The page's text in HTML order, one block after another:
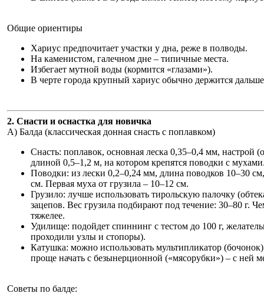
Общие ориентиры
Хариус предпочитает участки у дна, реже в полводы.
На каменистом, галечном дне – типичные места.
Избегает мутной воды (кормится «глазами»).
В черте города крупный хариус обычно держится дальше
2. Снасти и оснастка для новичка
А) Балда (классическая донная снасть с поплавком)
Снасть: поплавок, основная леска 0,35–0,4 мм, настрой
длиной 0,5–1,2 м, на котором крепятся поводки с
Поводки: из лески 0,2–0,24 мм, длина поводков 10–30
см. Первая муха от грузила – 10–12 см.
Грузило: лучше использовать тирольскую палочку
зацепов. Вес грузила подбирают под течение: 30–80 г.
тяжелее.
Удилище: подойдет спиннинг с тестом до 100 г,
проходили узлы и стопоры).
Катушка: можно использовать мультипликатор
проще начать с безынерционной («мясорубки») – с ней
Советы по балде: